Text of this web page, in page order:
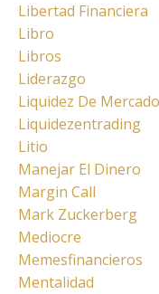
Libertad Financiera
Libro
Libros
Liderazgo
Liquidez De Mercado
Liquidezentrading
Litio
Manejar El Dinero
Margin Call
Mark Zuckerberg
Mediocre
Memesfinancieros
Mentalidad